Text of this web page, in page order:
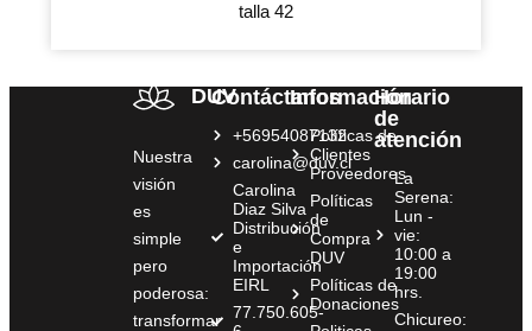
talla 42
DUV
Nuestra
visión
es
simple
pero
poderosa:
transformar
Contáctanos
+56954087132
carolina@duv.cl
Carolina
Diaz Silva
Distribución
e
Importación
EIRL
77.750.605-
Información
Políticas de
Clientes
Proveedores
Políticas
de
Compra
DUV
Políticas de
Donaciones
Horario
de
atención
La
Serena:
Lun -
vie:
10:00 a
19:00
hrs.
Chicureo: